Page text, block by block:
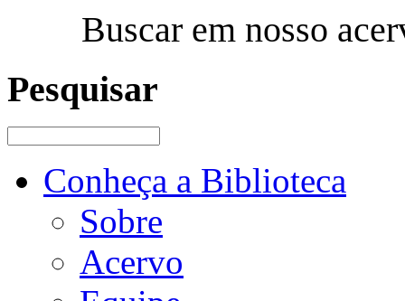
Buscar em nosso
Pesquisar
Conheça a Biblioteca
Sobre
Acervo